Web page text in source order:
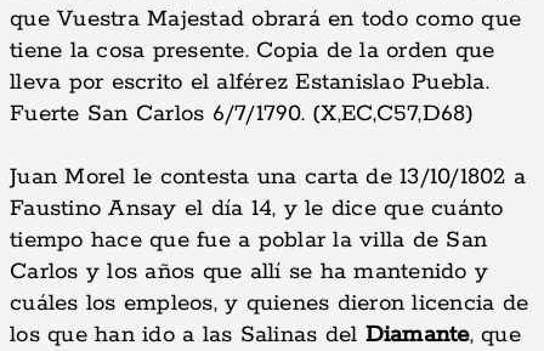
que Vuestra Majestad obrará en todo como que
tiene la cosa presente. Copia de la orden que
lleva por escrito el alférez Estanislao Puebla.
Fuerte San Carlos 6/7/1790. (X,EC,C57,D68)
Juan Morel le contesta una carta de 13/10/1802 a
Faustino Ansay el día 14, y le dice que cuánto
tiempo hace que fue a poblar la villa de San
Carlos y los años que allí se ha mantenido y
cuáles los empleos, y quienes dieron licencia de
los que han ido a las Salinas del Diamante, que